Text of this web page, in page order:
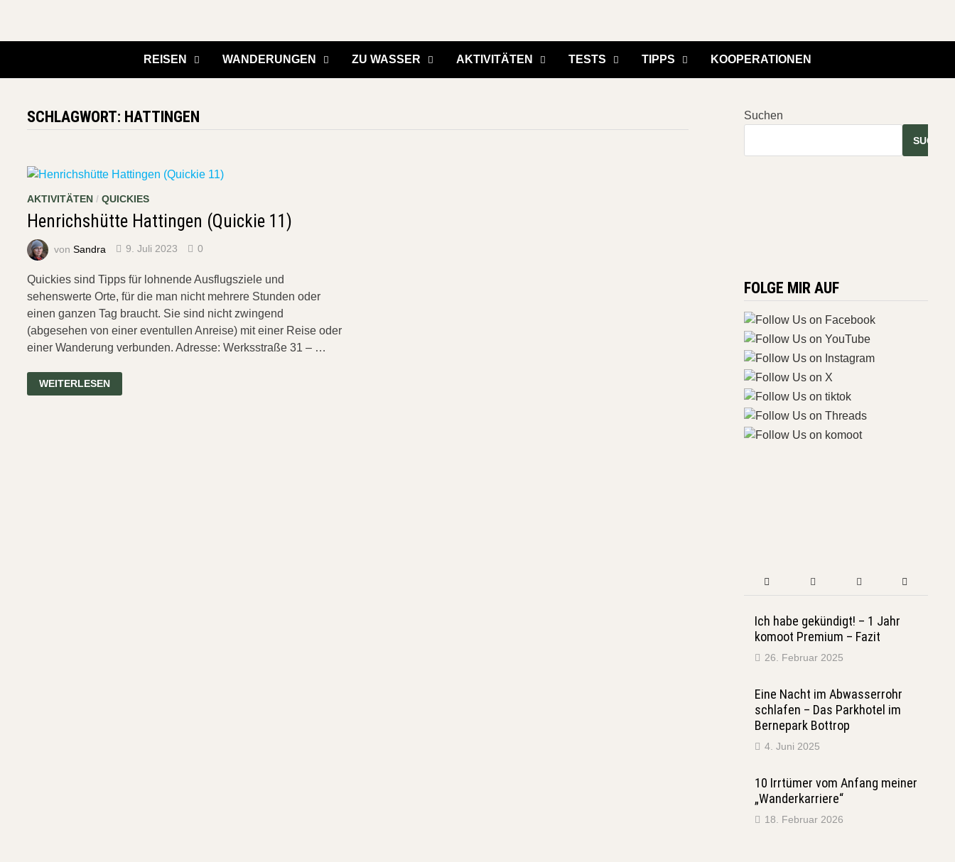
Inhalt
REISEN
WANDERUNGEN ZU WASSER AKTIVITÄTEN TESTS TIPPS KOOPERATIONEN
SCHLAGWORT: HATTINGEN
AKTIVITÄTEN /QUICKIES
Henrichshütte Hattingen (Quickie 11)
vonSandra 9. Juli 2023 0
Quickies sind Tipps für lohnende Ausflugsziele und
sehenswerte Orte, für die man nicht mehrere Stunden oder
einen ganzen Tag braucht. Sie sind nicht zwingend
(abgesehen von einer eventullen Anreise) mit einer Reise oder
einer Wanderung verbunden. Adresse: Werksstraße 31 – …
HENRICHSHÜTTE
HATTINGEN
WEITERLESEN
Suchen
SUCHEN
FOLGE MIR AUF
Ich habe gekündigt! – 1 Jahr
komoot Premium – Fazit
26. Februar 2025
Eine Nacht im Abwasserrohr
schlafen – Das Parkhotel im
Bernepark Bottrop
4. Juni 2025
10 Irrtümer vom Anfang meiner
„Wanderkarriere“
18. Februar 2026